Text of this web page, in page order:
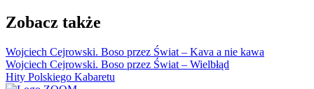
Zobacz także
Wojciech Cejrowski. Boso przez Świat – Kava a nie kawa
Wojciech Cejrowski. Boso przez Świat – Wielbłąd
Hity Polskiego Kabaretu